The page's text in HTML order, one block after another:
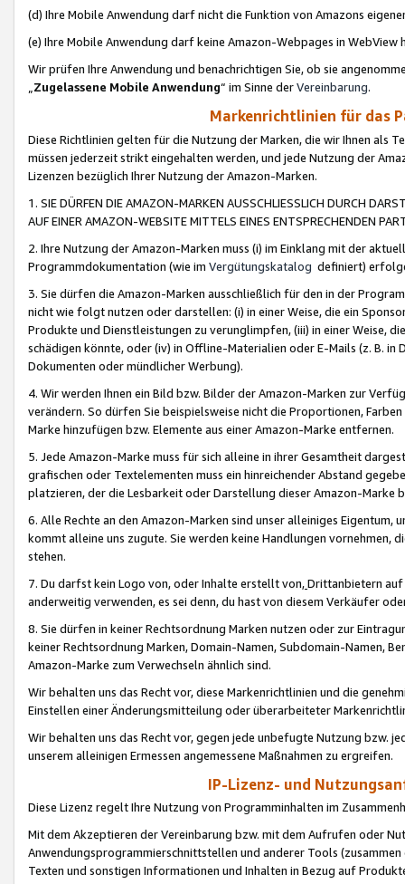
(d) Ihre Mobile Anwendung darf nicht die Funktion von Amazons
(e) Ihre Mobile Anwendung darf keine Amazon-Webpages in WebView
Wir prüfen Ihre Anwendung und benachrichtigen Sie, ob sie
„Zugelassene Mobile Anwendung“ im Sinne derVereinbarung.
Markenrichtlinien für das
Diese Richtlinien gelten für die Nutzung der Marken, die wir Ihnen als
müssen jederzeit strikt eingehalten werden, und jede Nutzung der
Lizenzen bezüglich Ihrer Nutzung der Amazon-Marken.
1. SIE DÜRFEN DIE AMAZON-MARKEN AUSSCHLIESSLICH DURCH
AUF EINER AMAZON-WEBSITE MITTELS EINES ENTSPRECHENDEN
2. Ihre Nutzung der Amazon-Marken muss (i) im Einklang mit der
Programmdokumentation (wie im Vergütungskatalog definiert)
3. Sie dürfen die Amazon-Marken ausschließlich für den in der
nicht wie folgt nutzen oder darstellen: (i) in einer Weise, die ein
Produkte und Dienstleistungen zu verunglimpfen, (iii) in einer Weise,
schädigen könnte, oder (iv) in Offline-Materialien oder E-Mails (z. B. in
Dokumenten oder mündlicher Werbung).
4. Wir werden Ihnen ein Bild bzw. Bilder der Amazon-Marken zur
verändern. So dürfen Sie beispielsweise nicht die Proportionen,
Marke hinzufügen bzw. Elemente aus einer Amazon-Marke entfernen.
5. Jede Amazon-Marke muss für sich alleine in ihrer Gesamtheit
grafischen oder Textelementen muss ein hinreichender Abstand
platzieren, der die Lesbarkeit oder Darstellung dieser Amazon-Marke
6. Alle Rechte an den Amazon-Marken sind unser alleiniges
kommt alleine uns zugute. Sie werden keine Handlungen vornehmen,
stehen.
7. Du darfst kein Logo von, oder Inhalte erstellt von,Drittanbietern auf
anderweitig verwenden, es sei denn, du hast von diesem Verkäufer
8. Sie dürfen in keiner Rechtsordnung Marken nutzen oder zur
keiner Rechtsordnung Marken, Domain-Namen, Subdomain-Namen,
Amazon-Marke zum Verwechseln ähnlich sind.
Wir behalten uns das Recht vor, diese Markenrichtlinien und die
Einstellen einer Änderungsmitteilung oder überarbeiteter
Wir behalten uns das Recht vor, gegen jede unbefugte Nutzung bzw.
unserem alleinigen Ermessen angemessene Maßnahmen zu ergreifen.
IP-Lizenz- und
Diese Lizenz regelt Ihre Nutzung von Programminhalten im
Mit dem Akzeptieren der Vereinbarung bzw. mit dem Aufrufen oder
Anwendungsprogrammierschnittstellen und anderer Tools (zusammen
Texten und sonstigen Informationen und Inhalten in Bezug auf